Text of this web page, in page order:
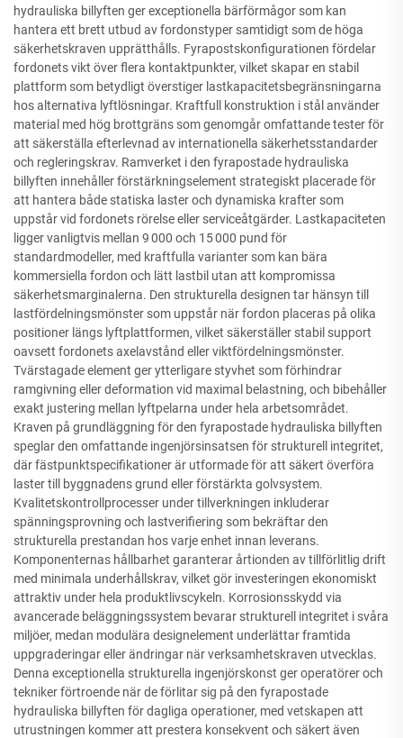
hydrauliska billyften ger exceptionella bärförmågor som kan
hantera ett brett utbud av fordonstyper samtidigt som de höga
säkerhetskraven upprätthålls. Fyrapostskonfigurationen fördelar
fordonets vikt över flera kontaktpunkter, vilket skapar en stabil
plattform som betydligt överstiger lastkapacitetsbegränsningarna
hos alternativa lyftlösningar. Kraftfull konstruktion i stål använder
material med hög brottgräns som genomgår omfattande tester för
att säkerställa efterlevnad av internationella säkerhetsstandarder
och regleringskrav. Ramverket i den fyrapostade hydrauliska
billyften innehåller förstärkningselement strategiskt placerade för
att hantera både statiska laster och dynamiska krafter som
uppstår vid fordonets rörelse eller serviceåtgärder. Lastkapaciteten
ligger vanligtvis mellan 9 000 och 15 000 pund för
standardmodeller, med kraftfulla varianter som kan bära
kommersiella fordon och lätt lastbil utan att kompromissa
säkerhetsmarginalerna. Den strukturella designen tar hänsyn till
lastfördelningsmönster som uppstår när fordon placeras på olika
positioner längs lyftplattformen, vilket säkerställer stabil support
oavsett fordonets axelavstånd eller viktfördelningsmönster.
Tvärstagade element ger ytterligare styvhet som förhindrar
ramgivning eller deformation vid maximal belastning, och bibehåller
exakt justering mellan lyftpelarna under hela arbetsområdet.
Kraven på grundläggning för den fyrapostade hydrauliska billyften
speglar den omfattande ingenjörsinsatsen för strukturell integritet,
där fästpunktspecifikationer är utformade för att säkert överföra
laster till byggnadens grund eller förstärkta golvsystem.
Kvalitetskontrollprocesser under tillverkningen inkluderar
spänningsprovning och lastverifiering som bekräftar den
strukturella prestandan hos varje enhet innan leverans.
Komponenternas hållbarhet garanterar årtionden av tillförlitlig drift
med minimala underhållskrav, vilket gör investeringen ekonomiskt
attraktiv under hela produktlivscykeln. Korrosionsskydd via
avancerade beläggningssystem bevarar strukturell integritet i svåra
miljöer, medan modulära designelement underlättar framtida
uppgraderingar eller ändringar när verksamhetskraven utvecklas.
Denna exceptionella strukturella ingenjörskonst ger operatörer och
tekniker förtroende när de förlitar sig på den fyrapostade
hydrauliska billyften för dagliga operationer, med vetskapen att
utrustningen kommer att prestera konsekvent och säkert även